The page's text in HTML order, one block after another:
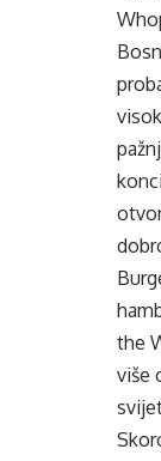
the
više